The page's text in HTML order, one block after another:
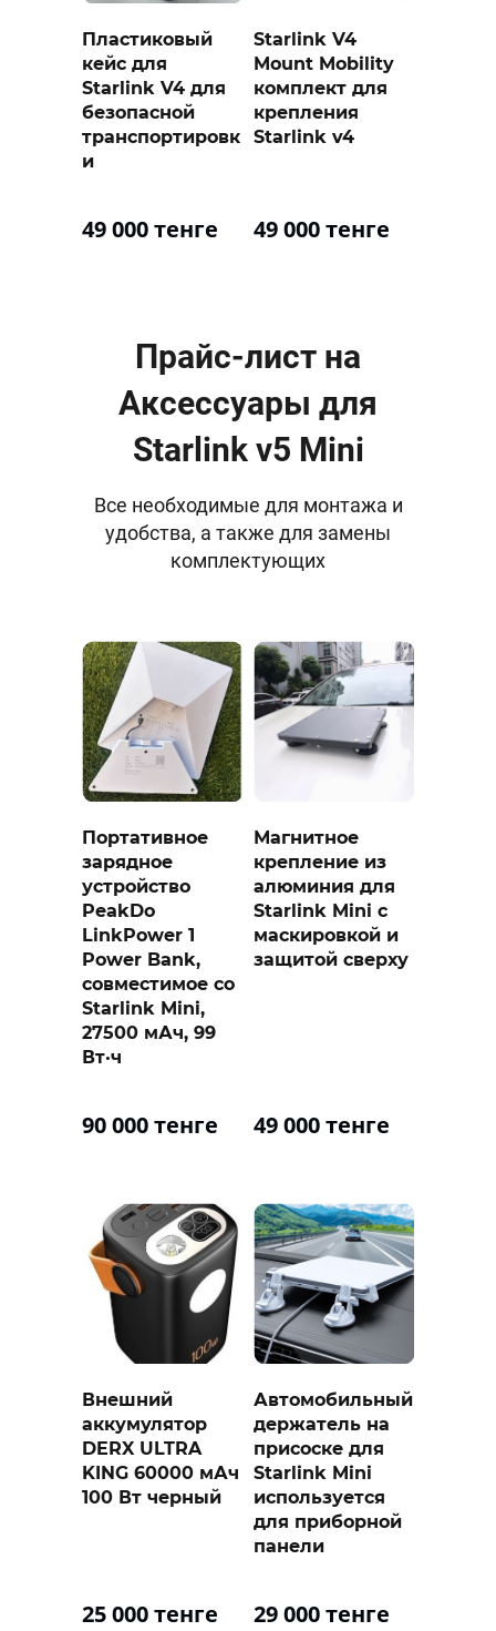
Пластиковый
кейс для
Starlink V4 для
безопасной
транспортировк
и
49 000 тенге
Starlink V4
Mount Mobility
комплект для
крепления
Starlink v4
49 000 тенге
Прайс-лист на
Аксессуары для
Starlink v5 Mini
Все необходимые для монтажа и
удобства, а также для замены
комплектующих
Портативное
зарядное
устройство
PeakDo
LinkPower 1
Power Bank,
совместимое со
Starlink Mini,
27500 мАч, 99
Вт·ч
90 000 тенге
Магнитное
крепление из
алюминия для
Starlink Mini с
маскировкой и
защитой сверху
49 000 тенге
Внешний
аккумулятор
DERX ULTRA
KING 60000 мАч
100 Вт черный
25 000 тенге
Автомобильный
держатель на
присоске для
Starlink Mini
используется
для приборной
панели
29 000 тенге